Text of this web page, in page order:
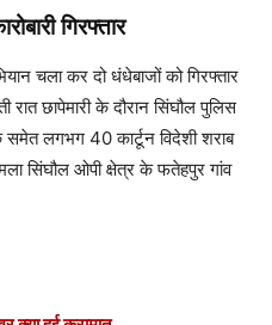
गिरफ्तार
चला कर दो धंधेबाजों को गिरफ्तार
छापेमारी के दौरान सिंघौल पुलिस
समेत लगभग 40 कार्टून विदेशी शराब
सिंघौल ओपी क्षेत्र के फतेहपुर गांव